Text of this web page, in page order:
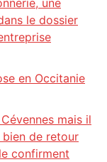
une
le dossier
en Occitanie
mais il
de retour
confirment